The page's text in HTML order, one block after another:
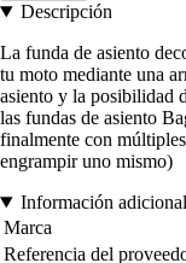
Descripción
La funda de asiento
tu moto mediante una
asiento y la posibilidad
las fundas de asiento
finalmente con
engrampir uno mismo)
Información adicional
Marca
Referencia del